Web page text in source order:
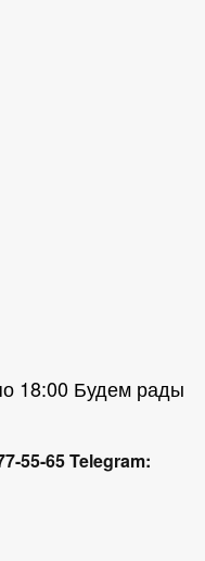
18:00 Будем рады
55-65 Telegram: